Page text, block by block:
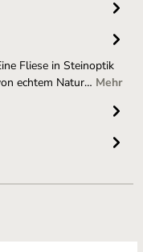
Fliese in Steinoptik
echtem Natur… Mehr